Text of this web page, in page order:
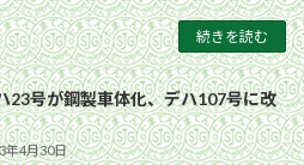
続きを読む
23号が鋼製車体化、デハ107号に改
年4月30日